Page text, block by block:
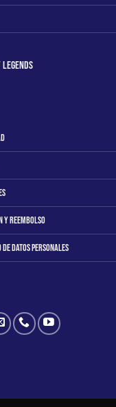
y Reembolso
Datos Personales